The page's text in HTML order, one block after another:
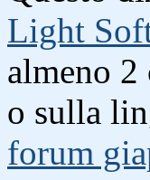
Light
almeno
o sulla
forum